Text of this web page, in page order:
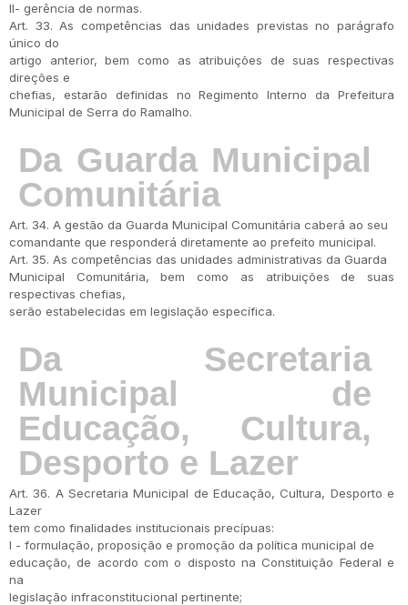
II- gerência de normas.
Art. 33. As competências das unidades previstas no parágrafo
único do
artigo anterior, bem como as atribuições de suas respectivas
direções e
chefias, estarão definidas no Regimento Interno da Prefeitura
Municipal de Serra do Ramalho.
Da Guarda Municipal
Comunitária
Art. 34. A gestão da Guarda Municipal Comunitária caberá ao seu
comandante que responderá diretamente ao prefeito municipal.
Art. 35. As competências das unidades administrativas da Guarda
Municipal Comunitária, bem como as atribuições de suas
respectivas chefias,
serão estabelecidas em legislação específica.
Da Secretaria
Municipal de
Educação, Cultura,
Desporto e Lazer
Art. 36. A Secretaria Municipal de Educação, Cultura, Desporto e
Lazer
tem como finalidades institucionais precípuas:
I - formulação, proposição e promoção da política municipal de
educação, de acordo com o disposto na Constituição Federal e
na
legislação infraconstitucional pertinente;